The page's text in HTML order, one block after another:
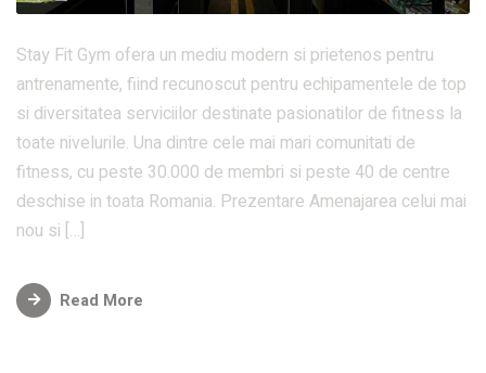
Stay Fit Gym ofera un mediu modern si prietenos pentru
antrenamente, fiind recunoscut pentru echipamentele de top
si diversitatea serviciilor destinate pasionatilor de fitness la
toate nivelurile. Una dintre cele mai mari comunitati de
fitness, cu peste 30.000 de membri si peste 40 de centre
deschise in toata Romania. Prezentare Amenajarea celui mai
nou si […]
Read More